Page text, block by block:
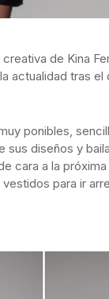
de Kina
actualidad tras
ponibles,
diseños y
cara a la
para ir